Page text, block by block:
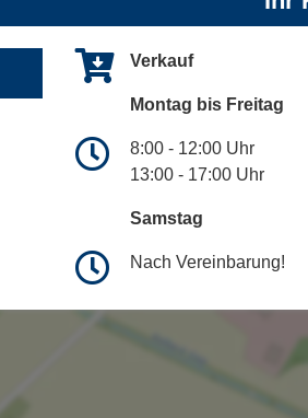
Verkauf
Montag bis Freitag
8:00 - 12:00 Uhr
13:00 - 17:00 Uhr
Samstag
Nach Vereinbarung!